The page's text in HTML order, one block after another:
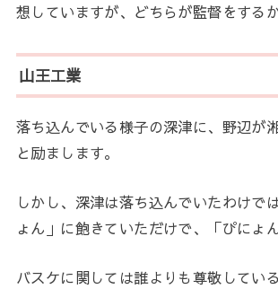
想していますが、どちらが監督をする
山王工業
落ち込んでいる様子の深津に、野辺が
と励まします。
しかし、深津は落ち込んでいたわけで
ょん」に飽きていただけで、「ぴにょ
バスケに関しては誰よりも尊敬してい